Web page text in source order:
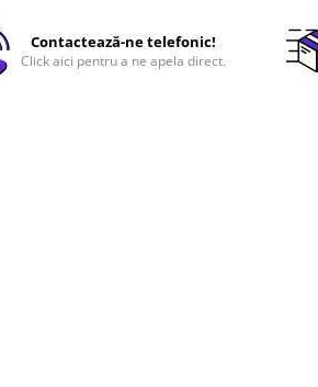
Contactează-ne telefonic!
Click aici pentru a ne apela direct.